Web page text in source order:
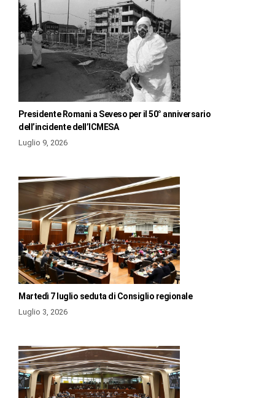
Presidente Romani a Seveso per il 50° anniversario
dell’incidente dell’ICMESA
Luglio 9, 2026
Martedì 7 luglio seduta di Consiglio regionale
Luglio 3, 2026